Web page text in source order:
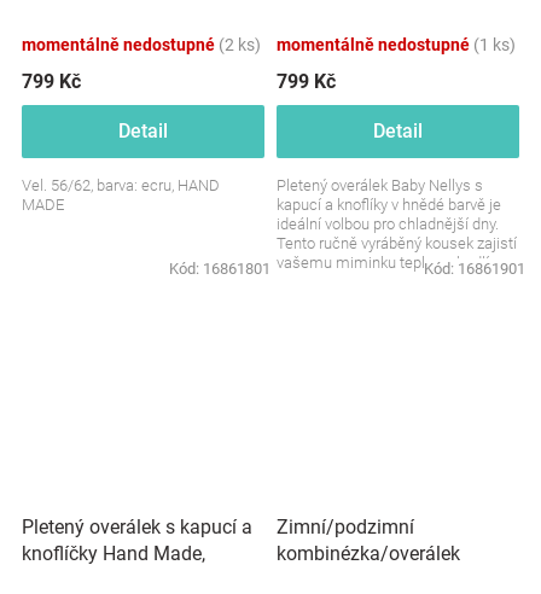
momentálně nedostupné (2 ks)
799 Kč
Detail
Vel. 56/62, barva: ecru, HAND
MADE
Kód: 16861801
momentálně nedostupné (1 ks)
799 Kč
Detail
Pletený overálek Baby Nellys s
kapucí a knoflíky v hnědé barvě je
ideální volbou pro chladnější dny.
Tento ručně vyráběný kousek zajistí
vašemu miminku teplo, pohodlí a
Kód: 16861901
Pletený overálek s kapucí a
knoflíčky Hand Made,
Zimní/podzimní
kombinézka/overálek